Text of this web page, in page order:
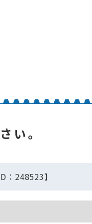
い。
：248523】